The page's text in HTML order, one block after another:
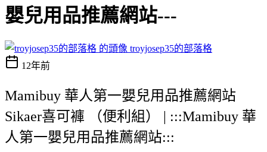
嬰兒用品推薦網站---
troyjosep35的部落格
12年前
Mamibuy 華人第一嬰兒用品推薦網站
Sikaer喜可褲 （便利組） | :::Mamibuy 華
人第一嬰兒用品推薦網站:::